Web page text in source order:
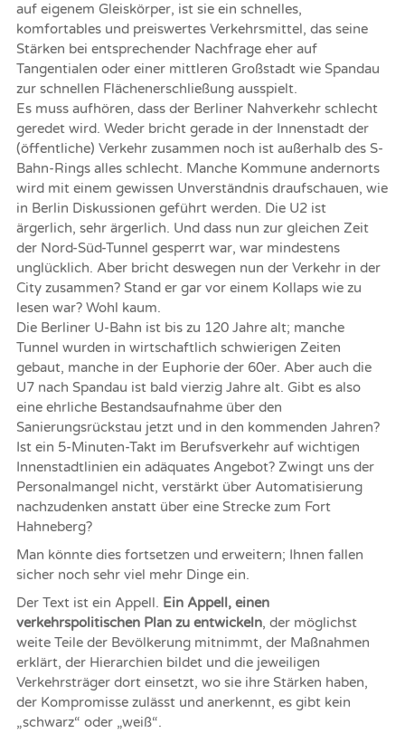
auf eigenem Gleiskörper, ist sie ein schnelles,
komfortables und preiswertes Verkehrsmittel, das seine
Stärken bei entsprechender Nachfrage eher auf
Tangentialen oder einer mittleren Großstadt wie Spandau
zur schnellen Flächenerschließung ausspielt.
Es muss aufhören, dass der Berliner Nahverkehr schlecht
geredet wird. Weder bricht gerade in der Innenstadt der
(öffentliche) Verkehr zusammen noch ist außerhalb des S-
Bahn-Rings alles schlecht. Manche Kommune andernorts
wird mit einem gewissen Unverständnis draufschauen, wie
in Berlin Diskussionen geführt werden. Die U2 ist
ärgerlich, sehr ärgerlich. Und dass nun zur gleichen Zeit
der Nord-Süd-Tunnel gesperrt war, war mindestens
unglücklich. Aber bricht deswegen nun der Verkehr in der
City zusammen? Stand er gar vor einem Kollaps wie zu
lesen war? Wohl kaum.
Die Berliner U-Bahn ist bis zu 120 Jahre alt; manche
Tunnel wurden in wirtschaftlich schwierigen Zeiten
gebaut, manche in der Euphorie der 60er. Aber auch die
U7 nach Spandau ist bald vierzig Jahre alt. Gibt es also
eine ehrliche Bestandsaufnahme über den
Sanierungsrückstau jetzt und in den kommenden Jahren?
Ist ein 5-Minuten-Takt im Berufsverkehr auf wichtigen
Innenstadtlinien ein adäquates Angebot? Zwingt uns der
Personalmangel nicht, verstärkt über Automatisierung
nachzudenken anstatt über eine Strecke zum Fort
Hahneberg?
Man könnte dies fortsetzen und erweitern; Ihnen fallen
sicher noch sehr viel mehr Dinge ein.
Der Text ist ein Appell. Ein Appell, einen
verkehrspolitischen Plan zu entwickeln, der möglichst
weite Teile der Bevölkerung mitnimmt, der Maßnahmen
erklärt, der Hierarchien bildet und die jeweiligen
Verkehrsträger dort einsetzt, wo sie ihre Stärken haben,
der Kompromisse zulässt und anerkennt, es gibt kein
„schwarz“ oder „weiß“.